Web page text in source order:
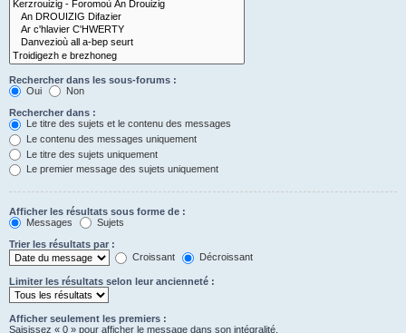
Rechercher dans les sous-forums :
Oui
Non
Rechercher dans :
Le titre des sujets et le contenu des messages
Le contenu des messages uniquement
Le titre des sujets uniquement
Le premier message des sujets uniquement
Afficher les résultats sous forme de :
Messages
Sujets
Trier les résultats par :
Croissant
Décroissant
Limiter les résultats selon leur ancienneté :
Afficher seulement les premiers :
Saisissez « 0 » pour afficher le message dans son intégralité.